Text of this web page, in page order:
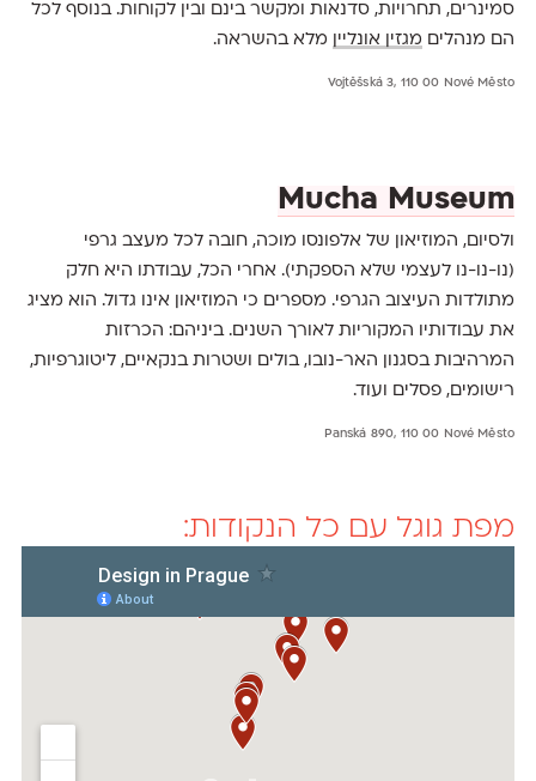
סמינרים, תחרויות, סדנאות ומקשר בינם ובין לקוחות. בנוסף לכל
הם מנהלים מגזין אונליין מלא בהשראה.
Vojtěšská 3, 110 00 Nové Město
Mucha Museum
ולסיום, המוזיאון של אלפונסו מוכה, חובה לכל מעצב גרפי
(נו-נו-נו לעצמי שלא הספקתי). אחרי הכל, עבודתו היא חלק
מתולדות העיצוב הגרפי. מספרים כי המוזיאון אינו גדול. הוא מציג
את עבודותיו המקוריות לאורך השנים. ביניהם: הכרזות
המרהיבות בסגנון האר-נובו, בולים ושטרות בנקאיים, ליטוגרפיות,
רישומים, פסלים ועוד.
Panská 890, 110 00 Nové Město
מפת גוגל עם כל הנקודות: